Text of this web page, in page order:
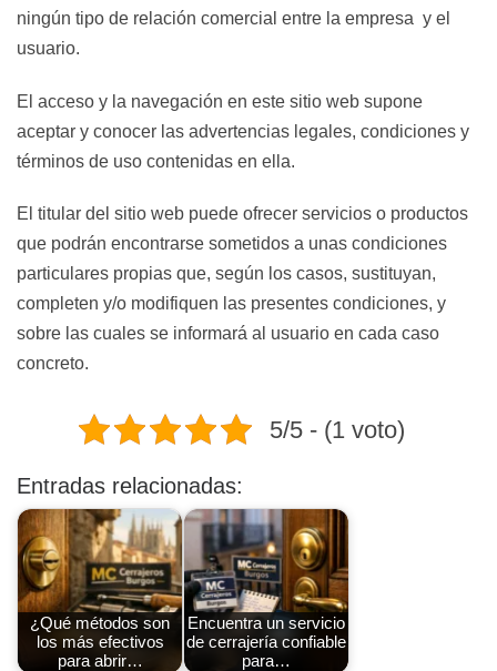
ningún tipo de relación comercial entre la empresa y el
usuario.
El acceso y la navegación en este sitio web supone
aceptar y conocer las advertencias legales, condiciones y
términos de uso contenidas en ella.
El titular del sitio web puede ofrecer servicios o productos
que podrán encontrarse sometidos a unas condiciones
particulares propias que, según los casos, sustituyan,
completen y/o modifiquen las presentes condiciones, y
sobre las cuales se informará al usuario en cada caso
concreto.
5/5 - (1 voto)
Entradas relacionadas:
¿Qué métodos son
los más efectivos
para abrir…
Encuentra un servicio
de cerrajería confiable
para…